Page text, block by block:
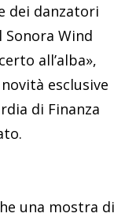
dei danzatori
Sonora Wind
all’alba»,
esclusive
di Finanza
una mostra di